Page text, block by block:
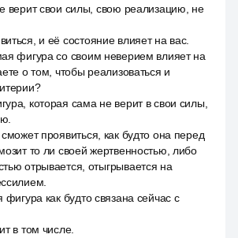
верит свои силы, свою реализацию, не
и её состояние влияет на вас.
фигура со своим неверием влияет на
о том, чтобы реализоваться и
которая сама не верит в свои силы,
проявиться, как будто она перед
то ли своей жертвенностью, либо
отрывается, отыгрывается на
фигура как будто связана сейчас с
в том числе.